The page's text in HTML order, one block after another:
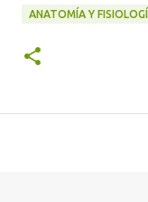
ANATOMÍA Y